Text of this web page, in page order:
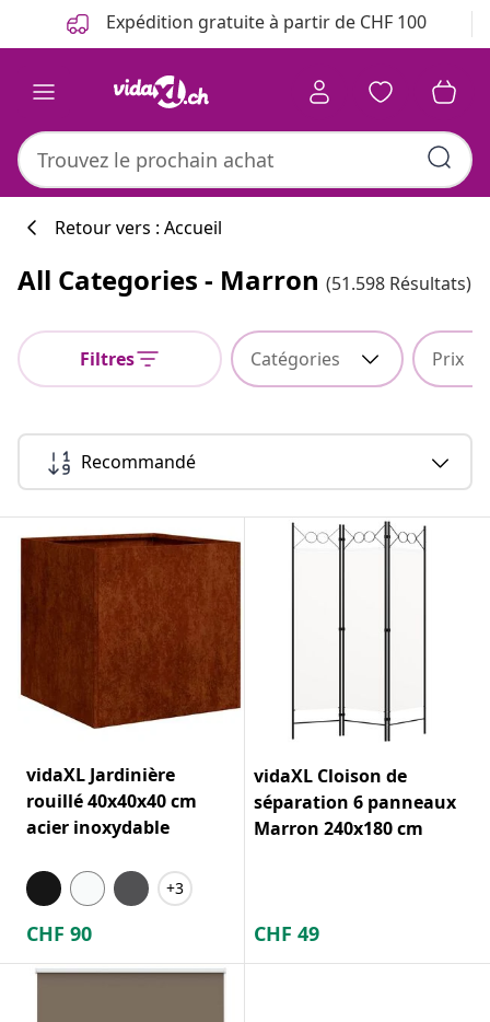
Précédent Expédition gratuite à partir de CHF 100
Retour vers : Accueil
All Categories - Marron (51.598 Résultats)
Filtres Catégories Prix
Recommandé
vidaXL Jardinière
rouillé 40x40x40 cm
acier inoxydable
+3
CHF 90
vidaXL Cloison de
séparation 6 panneaux
Marron 240x180 cm
CHF 49